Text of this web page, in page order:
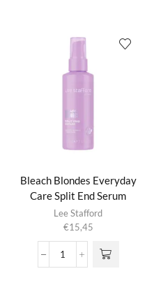
Activating
Serum
aantal
Bleach Blondes Everyday
Care Split End Serum
Lee Stafford
€15,45
Bleach